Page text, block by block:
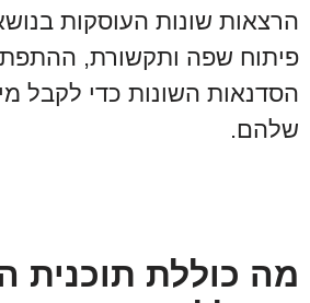
הרצאות שונות העוסקות
פיתוח שפה ותקשורת,
הסדנאות השונות כדי לקבל
שלהם.
מה כוללת תוכנית